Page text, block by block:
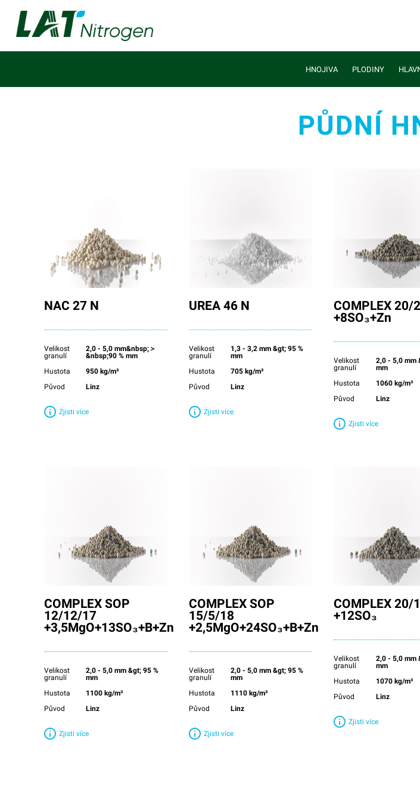
HNOJIVA PLODINY
PŮDNÍ
NAC 27 N
Velikost
granulí
2,0 - 5,0 mm&nbsp;＞
&nbsp;90 % mm
Hustota
950 kg/m³
Původ
Linz
Zjisti více
UREA 46 N
Velikost
granulí
1,3 - 3,2 mm &gt; 95 %
mm
Hustota
705 kg/m³
Původ
Linz
Zjisti více
COMPLEX 20/
+8SO₃+Zn
Velikost
granulí
2,0 - 5,0 mm
mm
Hustota
1060 kg/m³
Původ
Linz
Zjisti více
COMPLEX SOP
12/12/17
+3,5MgO+13SO₃+B+Zn
Velikost
granulí
2,0 - 5,0 mm &gt; 95 %
mm
Hustota
1100 kg/m³
Původ
Linz
Zjisti více
COMPLEX SOP
15/5/18
+2,5MgO+24SO₃+B+Zn
Velikost
granulí
2,0 - 5,0 mm &gt; 95 %
mm
Hustota
1110 kg/m³
Původ
Linz
Zjisti více
COMPLEX 20/
+12SO₃
Velikost
granulí
2,0 - 5,0 mm
mm
Hustota
1070 kg/m³
Původ
Linz
Zjisti více